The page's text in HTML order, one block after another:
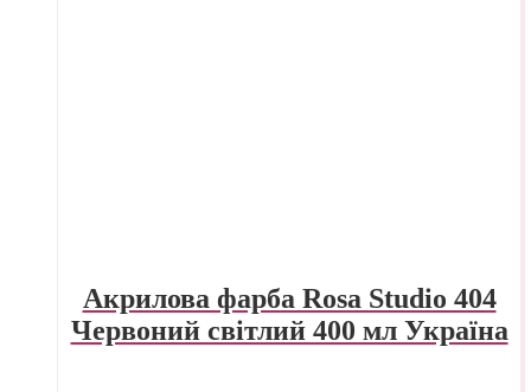
Акрилова фарба Rosa Studio 404
Червоний світлий 400 мл Україна